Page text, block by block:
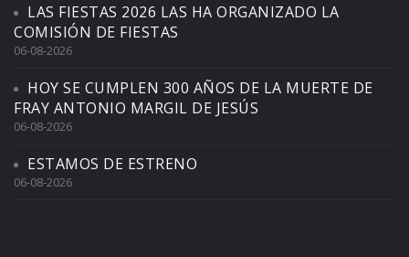
LAS FIESTAS 2026 LAS HA ORGANIZADO LA
COMISIÓN DE FIESTAS
06-08-2026
HOY SE CUMPLEN 300 AÑOS DE LA MUERTE DE
FRAY ANTONIO MARGIL DE JESÚS
06-08-2026
ESTAMOS DE ESTRENO
06-08-2026